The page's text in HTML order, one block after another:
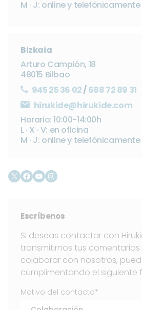
M · J: online y telefónicamente
Bizkaia
Arturo Campión, 18
48015 Bilbao
945 25 36 02/688 72 89 31
hirukide@hirukide.com
Horario: 10:00-14:00h
L · X · V: en oficina
M · J: online y telefónicamente
X Facebook
YouTube
Instagram
Escríbenos
Si deseas contactar con
transmitirnos tus
colaborar con nosotros,
cumplimentando el siguiente
Motivo del contacto*